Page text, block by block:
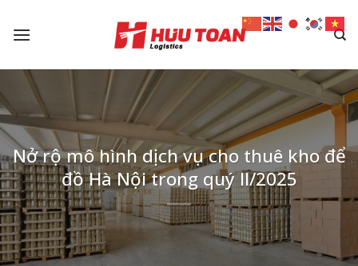
Nở rộ mô hình dịch vụ cho thuê kho để
đồ Hà Nội trong quý II/2025